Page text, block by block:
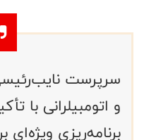
سرپرست
و اتومبیلرانی با
برنامه‌ریزی